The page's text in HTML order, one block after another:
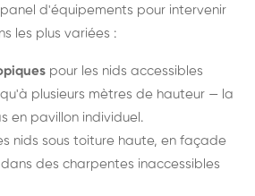
d'équipements pour intervenir
les plus variées :
pour les nids accessibles
plusieurs mètres de hauteur — la
en pavillon individuel.
nids sous toiture haute, en façade
des charpentes inaccessibles